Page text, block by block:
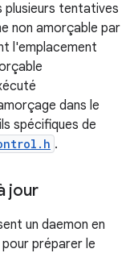
plusieurs tentatives
non amorçable par
l'emplacement
dans le
spécifiques de
.
jour
un daemon en
pour préparer le